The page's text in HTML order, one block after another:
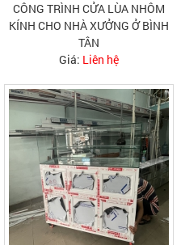
CÔNG TRÌNH CỬA LÙA NHÔM
KÍNH CHO NHÀ XƯỞNG Ở BÌNH
TÂN
Giá: Liên hệ